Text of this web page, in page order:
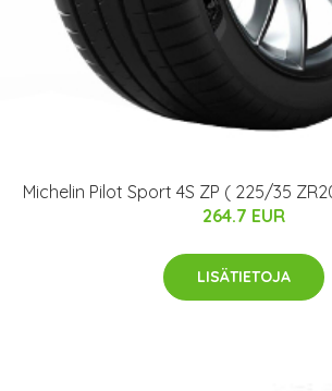
Michelin Pilot Sport 4S ZP ( 225/35
264.7 EUR
LISÄTIETOJA